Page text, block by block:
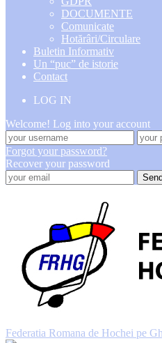
DOCUMENTE
Comunicate
Hotărâri/Circulare
Buletin Informativ
Un “puc” de istorie
Contact
LOG IN
Welcome! Log into your account
Forgot your password?
Recover your password
Federatia Romana de Hochei pe